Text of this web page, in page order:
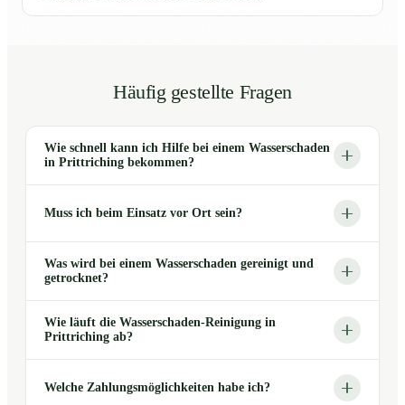
Häufig gestellte Fragen
Wie schnell kann ich Hilfe bei einem Wasserschaden
in Prittriching bekommen?
Muss ich beim Einsatz vor Ort sein?
Was wird bei einem Wasserschaden gereinigt und
getrocknet?
Wie läuft die Wasserschaden-Reinigung in
Prittriching ab?
Welche Zahlungsmöglichkeiten habe ich?